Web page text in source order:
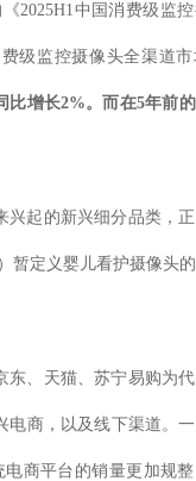
《2025H1中国消费级监
级监控摄像头全渠道
比增长2%。而在5年前的
兴起的新兴细分品类，
暂定义婴儿看护摄像头
东、天猫、苏宁易购为
电商，以及线下渠道。
商平台的销量更加规